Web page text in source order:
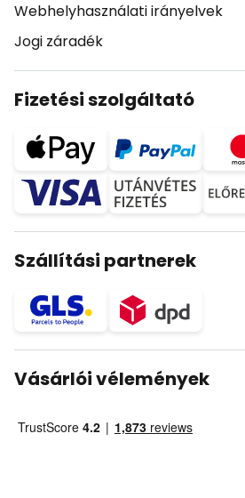
Webhelyhasználati irányelvek
Jogi záradék
Fizetési szolgáltató
Szállítási partnerek
Vásárlói vélemények